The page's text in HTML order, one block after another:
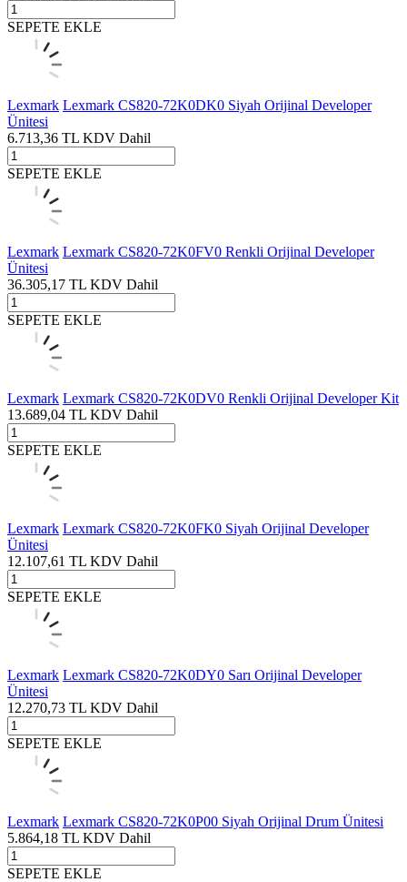
SEPETE EKLE
Lexmark Lexmark CS820-72K0DK0 Siyah Orijinal Developer
Ünitesi
6.713,36 TL KDV Dahil
SEPETE EKLE
Lexmark Lexmark CS820-72K0FV0 Renkli Orijinal Developer
Ünitesi
36.305,17 TL KDV Dahil
SEPETE EKLE
Lexmark Lexmark CS820-72K0DV0 Renkli Orijinal Developer Kit
13.689,04 TL KDV Dahil
SEPETE EKLE
Lexmark Lexmark CS820-72K0FK0 Siyah Orijinal Developer
Ünitesi
12.107,61 TL KDV Dahil
SEPETE EKLE
Lexmark Lexmark CS820-72K0DY0 Sarı Orijinal Developer
Ünitesi
12.270,73 TL KDV Dahil
SEPETE EKLE
Lexmark Lexmark CS820-72K0P00 Siyah Orijinal Drum Ünitesi
5.864,18 TL KDV Dahil
SEPETE EKLE